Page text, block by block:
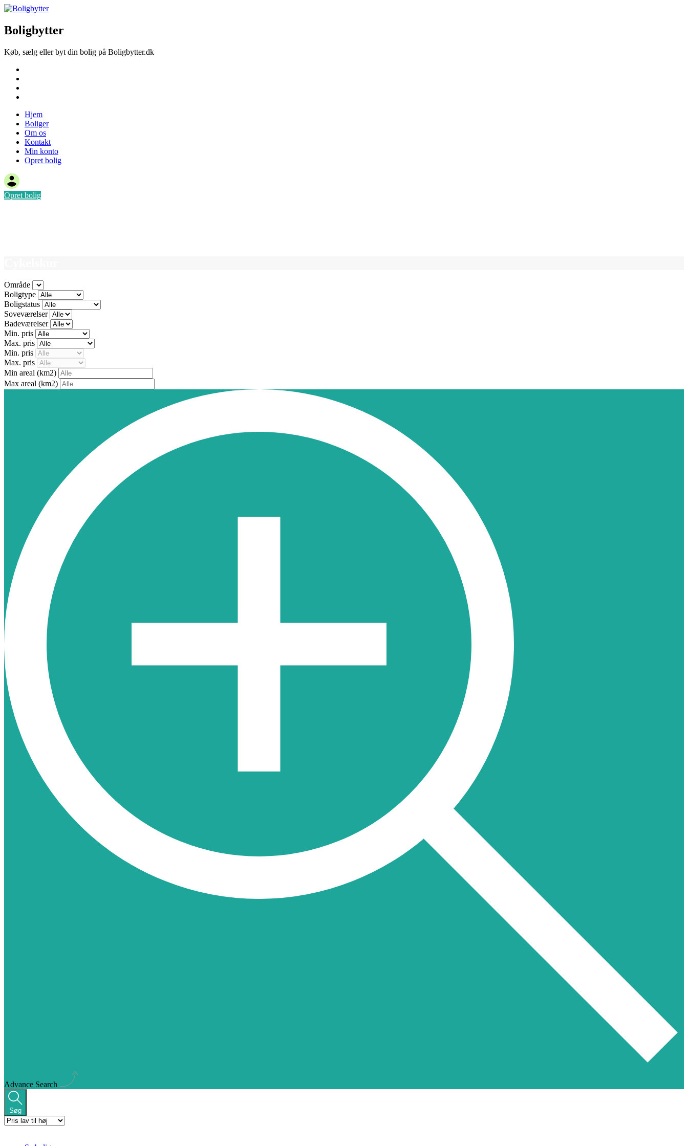
Boligbytter
Køb, sælg eller byt din bolig på Boligbytter.dk
Hjem
Boliger
Om os
Kontakt
Min konto
Opret bolig
Opret bolig
Område
Boligtype
Boligstatus
Soveværelser
Badeværelser
Min. pris
Max. pris
Min. pris
Max. pris
Min areal (km2)
Max areal (km2)
Advance Search
Søg